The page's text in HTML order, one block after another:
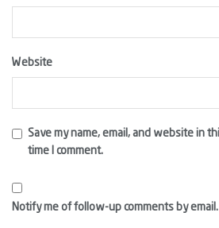
Website
Save my name, email, and website in
time I comment.
Notify me of follow-up comments by email.